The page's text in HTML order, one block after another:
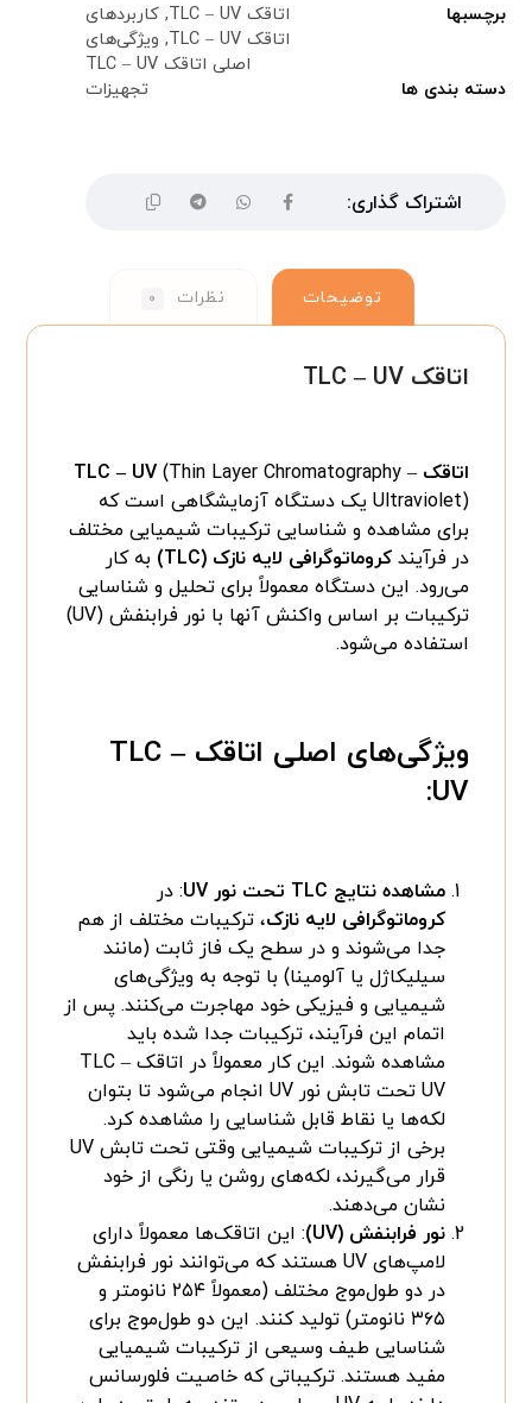
برچسبها اتاقک TLC – UV , کاربردهای
اتاقک TLC – UV
, ویژگی‌های
اصلی اتاقک TLC – UV
دسته بندی ها
تجهیزات
توضیحات نظرات ۰
اتاقک TLC – UV
اتاقک TLC – UV(Thin Layer Chromatography –
Ultraviolet) یک دستگاه آزمایشگاهی است که
برای مشاهده و شناسایی ترکیبات شیمیایی مختلف
در فرآیندکروماتوگرافی لایه نازک (TLC)
به کار
می‌رود. این دستگاه معمولاً برای تحلیل و شناسایی
ترکیبات بر اساس واکنش آنها با نور فرابنفش (UV)
استفاده می‌شود.
ویژگی‌های اصلی اتاقک TLC –
UV:
مشاهده نتایج TLC تحت نور UV
: در
کروماتوگرافی لایه نازک، ترکیبات مختلف از هم
جدا می‌شوند و در سطح یک فاز ثابت (مانند
سیلیکاژل یا آلومینا) با توجه به ویژگی‌های
شیمیایی و فیزیکی خود مهاجرت می‌کنند. پس از
اتمام این فرآیند، ترکیبات جدا شده باید
مشاهده شوند. این کار معمولاً در اتاقک TLC –
UV تحت تابش نور UV انجام می‌شود تا بتوان
لکه‌ها یا نقاط قابل شناسایی را مشاهده کرد.
برخی از ترکیبات شیمیایی وقتی تحت تابش UV
قرار می‌گیرند، لکه‌های روشن یا رنگی از خود
نشان می‌دهند.
نور فرابنفش (UV)
: این اتاقک‌ها معمولاً دارای
لامپ‌های UV هستند که می‌توانند نور فرابنفش
در دو طول‌موج مختلف (معمولاً ۲۵۴ نانومتر و
۳۶۵ نانومتر) تولید کنند. این دو طول‌موج برای
شناسایی طیف وسیعی از ترکیبات شیمیایی
مفید هستند. ترکیباتی که خاصیت فلورسانس